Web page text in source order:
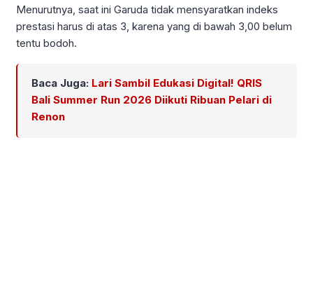
Menurutnya, saat ini Garuda tidak mensyaratkan indeks
prestasi harus di atas 3, karena yang di bawah 3,00 belum
tentu bodoh.
Baca Juga: Lari Sambil Edukasi Digital! QRIS
Bali Summer Run 2026 Diikuti Ribuan Pelari di
Renon